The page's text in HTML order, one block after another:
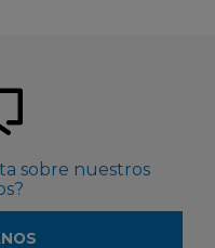
sobre nuestros